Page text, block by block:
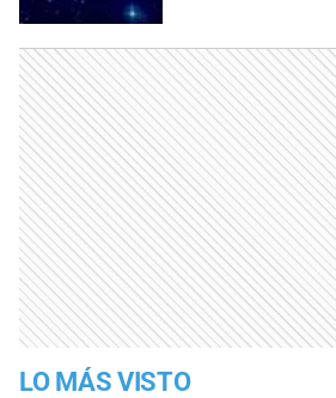
LO MÁS VISTO